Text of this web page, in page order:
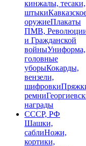
кинжалы, тесаки,
штыки
оружиеПлакаты
ПМВ,
и Гражданской
войныУниформа,
головные
уборыКокарды,
вензели,
шифровки
ремни
награды
СССР, РФ
Шашки,
саблиНожи,
кортики,